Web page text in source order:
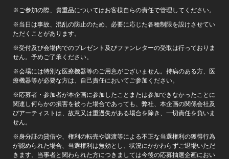
※ご参加の際、貴重品についてはお客様自らの責任で管理してください。
※当日は事故、混乱の防止のため、必要に応じた各種制限を設けさせてい
ただくことがあります。
※受付及び会場内でのプレゼント及びファンレターの受取は行っておりま
せん。予めご了承ください。
※会場には特別な医療機器等のご用意がございません。持病のある方、医
療機器等が必要な方は、自己責任においてご参加ください。
※応募者・参加者が本企画に参加したことまたは参加できなかったことに
関連し何らかの損害を被った場合であっても、弊社、本企画の関係会社及
びアーティストは、故意又は重過失がある場合を除き、一切責任を負いま
せん。
※身分証の貸借や、権利の転売や譲渡等による不正な当選権利の獲得行為
が認められた場合、当選権利は無効とし、状況にかかわらずご退場いただ
きます。当事者と関わられた方につきましては今後の応募抽選企画におい